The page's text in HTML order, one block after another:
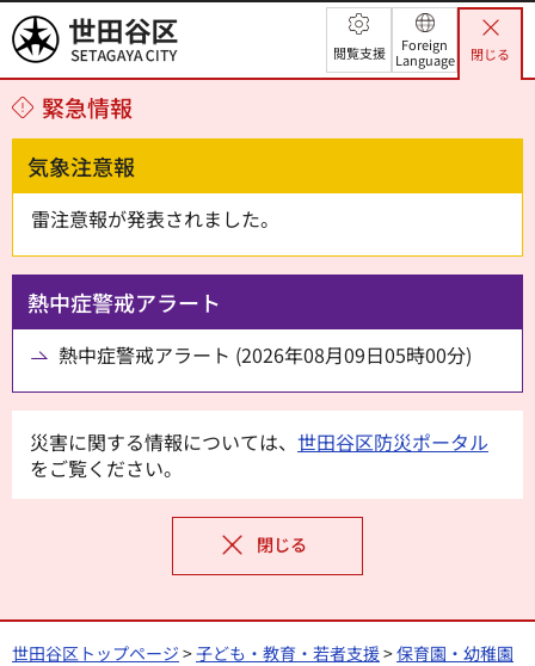
世田谷区 閲覧支援
Foreign
Language
閉じる
緊急情報
気象注意報
雷注意報が発表されました。
熱中症警戒アラート
熱中症警戒アラート (2026年08月09日05時00分)
災害に関する情報については、 世田谷区防災ポータル
をご覧ください。
閉じる
世田谷区トップページ >子ども・教育・若者支援>保育園・幼稚園